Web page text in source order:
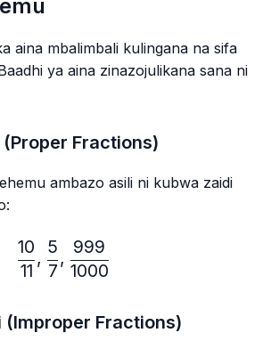
aina mbalimbali kulingana na sifa
ya aina zinazojulikana sana ni
Fractions)
ambazo asili ni kubwa zaidi
11
10
,
7
5
,
1000
999
(Improper Fractions)